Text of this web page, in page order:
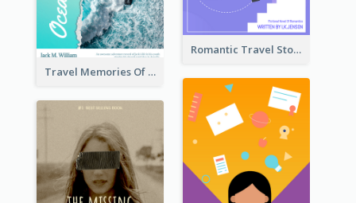
Romantic Travel Story Book Cover
Travel Memories Of Arcadia Book Cover